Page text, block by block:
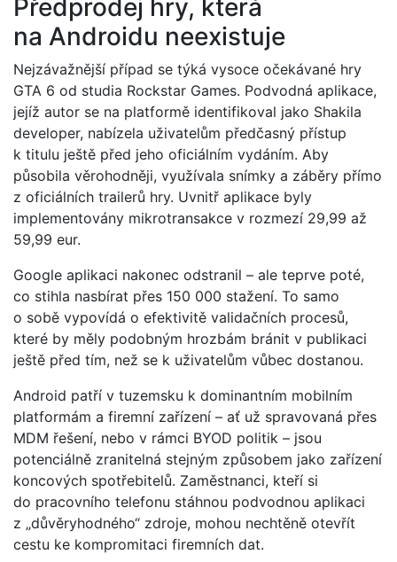
Předprodej hry, která
na Androidu neexistuje
Nejzávažnější případ se týká vysoce očekávané hry
GTA 6 od studia Rockstar Games. Podvodná aplikace,
jejíž autor se na platformě identifikoval jako Shakila
developer, nabízela uživatelům předčasný přístup
k titulu ještě před jeho oficiálním vydáním. Aby
působila věrohodněji, využívala snímky a záběry přímo
z oficiálních trailerů hry. Uvnitř aplikace byly
implementovány mikrotransakce v rozmezí 29,99 až
59,99 eur.
Google aplikaci nakonec odstranil – ale teprve poté,
co stihla nasbírat přes 150 000 stažení. To samo
o sobě vypovídá o efektivitě validačních procesů,
které by měly podobným hrozbám bránit v publikaci
ještě před tím, než se k uživatelům vůbec dostanou.
Android patří v tuzemsku k dominantním mobilním
platformám a firemní zařízení – ať už spravovaná přes
MDM řešení, nebo v rámci BYOD politik – jsou
potenciálně zranitelná stejným způsobem jako zařízení
koncových spotřebitelů. Zaměstnanci, kteří si
do pracovního telefonu stáhnou podvodnou aplikaci
z „důvěryhodného“ zdroje, mohou nechtěně otevřít
cestu ke kompromitaci firemních dat.